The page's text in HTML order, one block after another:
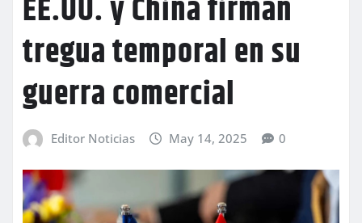
EE.UU. y China firman
tregua temporal en su
guerra comercial
Editor Noticias May 14, 2025 0